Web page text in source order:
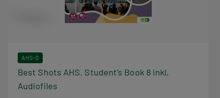
AHS-O
Best Shots AHS. Student's Book 8 inkl.
Audiofiles